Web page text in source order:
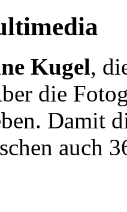
Kugel,
die
Damit
auch